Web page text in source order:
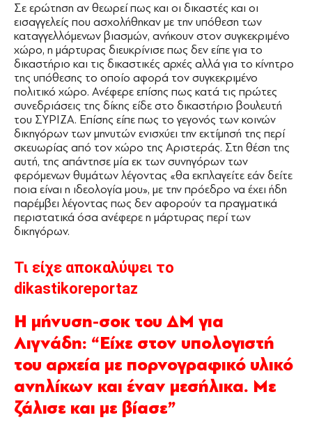
Σε ερώτηση αν θεωρεί πως και οι δικαστές και οι
εισαγγελείς που ασχολήθηκαν με την υπόθεση των
καταγγελλόμενων βιασμών, ανήκουν στον συγκεκριμένο
χώρο, η μάρτυρας διευκρίνισε πως δεν είπε για το
δικαστήριο και τις δικαστικές αρχές αλλά για το κίνητρο
της υπόθεσης το οποίο αφορά τον συγκεκριμένο
πολιτικό χώρο. Ανέφερε επίσης πως κατά τις πρώτες
συνεδριάσεις της δίκης είδε στο δικαστήριο βουλευτή
του ΣΥΡΙΖΑ. Επίσης είπε πως το γεγονός των κοινών
δικηγόρων των μηνυτών ενισχύει την εκτίμησή της περί
σκευωρίας από τον χώρο της Αριστεράς. Στη θέση της
αυτή, της απάντησε μία εκ των συνηγόρων των
φερόμενων θυμάτων λέγοντας «θα εκπλαγείτε εάν δείτε
ποια είναι η ιδεολογία μου», με την πρόεδρο να έχει ήδη
παρέμβει λέγοντας πως δεν αφορούν τα πραγματικά
περιστατικά όσα ανέφερε η μάρτυρας περί των
δικηγόρων.
Τι είχε αποκαλύψει το
dikastikoreportaz
Η μήνυση-σοκ του ΔΜ για
Λιγνάδη: “Είχε στον υπολογιστή
του αρχεία με πορνογραφικό υλικό
ανηλίκων και έναν μεσήλικα. Με
ζάλισε και με βίασε”